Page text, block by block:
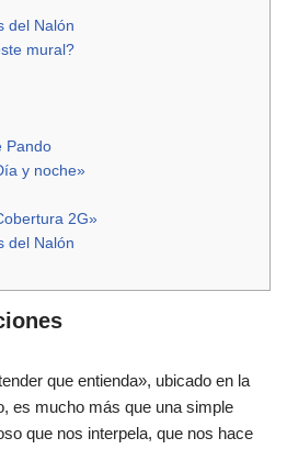
del Nalón
mural?
Pando
y noche»
2G»
del Nalón
que entienda», ubicado en la
es mucho más que una simple
que nos interpela, que nos hace